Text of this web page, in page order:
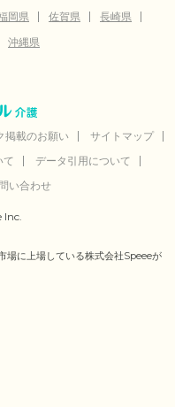
岡県 佐賀県
長崎県
沖縄県
掲載のお願い
サイトマップ
て
データ引用について
い合わせ
Inc.
場に上場している株式会社Speeeが